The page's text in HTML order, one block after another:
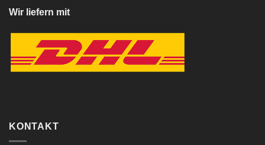
Wir liefern mit
KONTAKT